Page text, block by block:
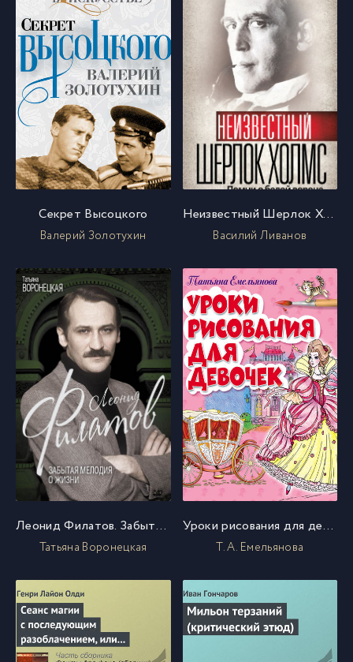
Секрет Высоцкого
Валерий Золотухин
Неизвестный Шерлок Холмс. Помни о белой вороне
Василий Ливанов
Леонид Филатов. Забытая мелодия о жизни
Татьяна Воронецкая
Уроки рисования для девочек
Т. А. Емельянова